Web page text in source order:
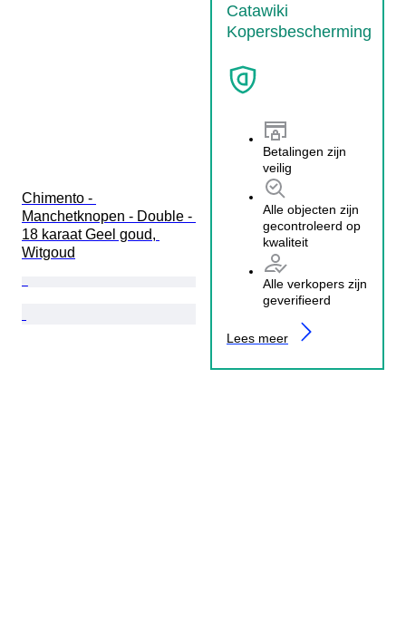
Catawiki
Kopersbescherming
Betalingen zijn
veilig
Alle objecten zijn
gecontroleerd op
kwaliteit
Alle verkopers zijn
geverifieerd
Lees meer
Chimento -
Manchetknopen - Double -
18 karaat Geel goud,
Witgoud